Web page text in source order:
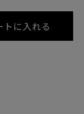
トに入れる